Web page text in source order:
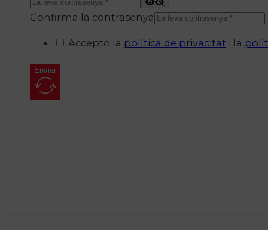
Confirma la contrasenya
Accepto la política de privacitat i la
Enviar